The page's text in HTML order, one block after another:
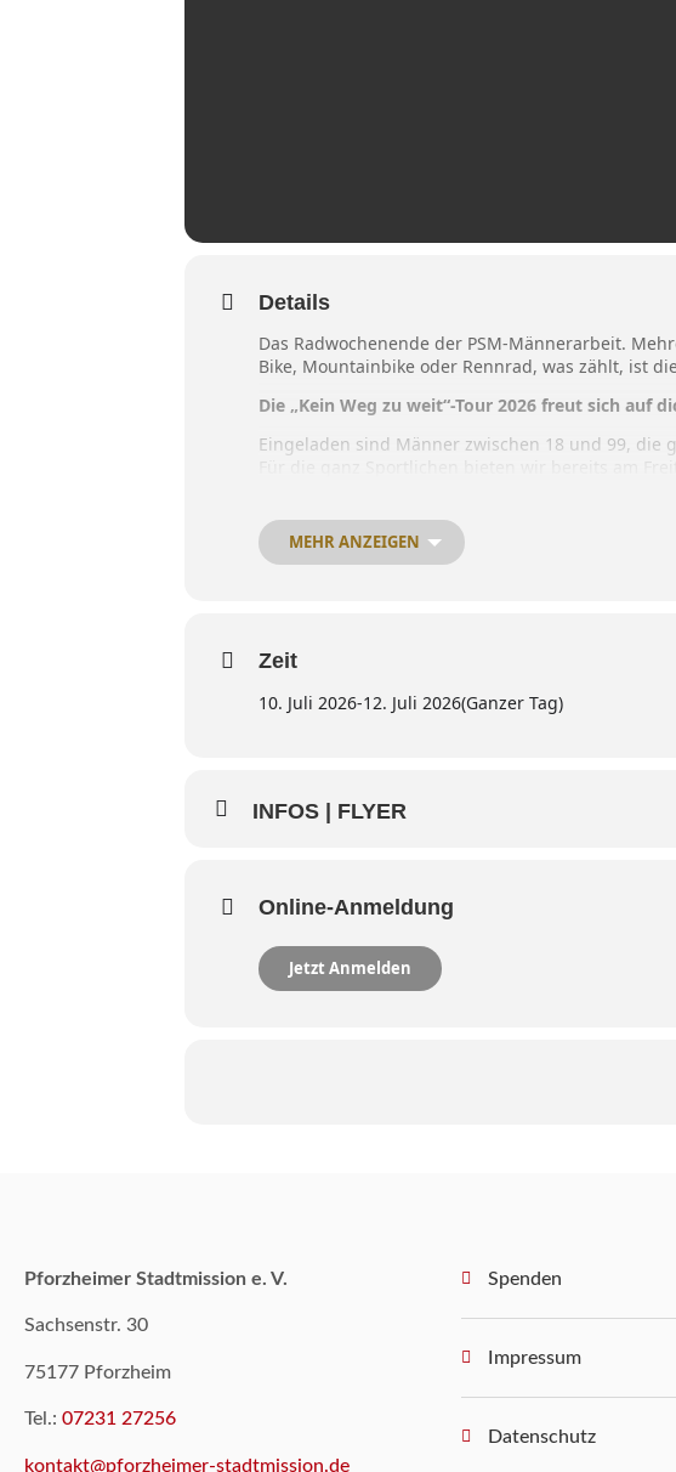
Details
Das Radwochenende der PSM-Männerarbeit.
Bike, Mountainbike oder Rennrad, was zählt, ist
Die „Kein Weg zu weit“-Tour 2026 freut sich auf
Eingeladen sind Männer zwischen 18 und 99,
Den Sonntag werden wir, nach einem leckerem
Nachmittag noch ein paar Kilometer entspannt
MEHR ANZEIGEN
Zeit
10. Juli 2026-12. Juli 2026(Ganzer Tag)
INFOS | FLYER
Online-Anmeldung
Jetzt Anmelden
Pforzheimer Stadtmission e. V.
Sachsenstr. 30
75177 Pforzheim
Tel.: 07231 27256
kontakt@pforzheimer-stadtmission.de
Spenden
Impressum
Datenschutz